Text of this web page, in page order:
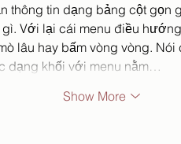
thông tin dạng bảng cột gọn
Với lại cái menu điều
lâu hay bấm vòng vòng.
dạng khối với menu nằm…
Show More